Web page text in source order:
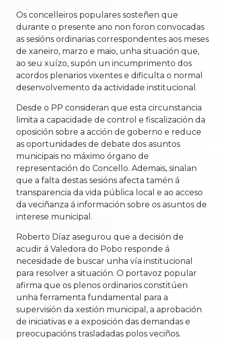
Os concelleiros populares sosteñen que
durante o presente ano non foron convocadas
as sesións ordinarias correspondentes aos meses
de xaneiro, marzo e maio, unha situación que,
ao seu xuízo, supón un incumprimento dos
acordos plenarios vixentes e dificulta o normal
desenvolvemento da actividade institucional.
Desde o PP consideran que esta circunstancia
limita a capacidade de control e fiscalización da
oposición sobre a acción de goberno e reduce
as oportunidades de debate dos asuntos
municipais no máximo órgano de
representación do Concello. Ademais, sinalan
que a falta destas sesións afecta tamén á
transparencia da vida pública local e ao acceso
da veciñanza á información sobre os asuntos de
interese municipal.
Roberto Díaz asegurou que a decisión de
acudir á Valedora do Pobo responde á
necesidade de buscar unha vía institucional
para resolver a situación. O portavoz popular
afirma que os plenos ordinarios constitúen
unha ferramenta fundamental para a
supervisión da xestión municipal, a aprobación
de iniciativas e a exposición das demandas e
preocupacións trasladadas polos veciños.